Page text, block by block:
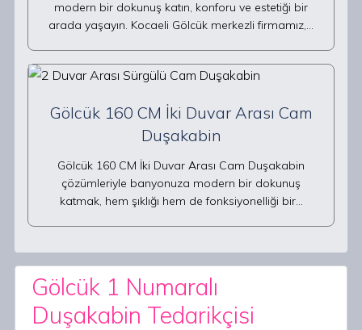
modern bir dokunuş katın, konforu ve estetiği bir
arada yaşayın. Kocaeli Gölcük merkezli firmamız,…
Gölcük 160 CM İki Duvar Arası Cam
Duşakabin
Gölcük 160 CM İki Duvar Arası Cam Duşakabin
çözümleriyle banyonuza modern bir dokunuş
katmak, hem şıklığı hem de fonksiyonelliği bir…
Gölcük 1 Numaralı
Duşakabin Tedarikçisi